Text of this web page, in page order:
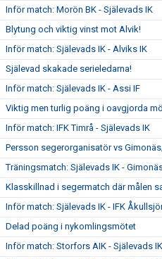
Inför match: Morön BK - Själevads IK
Blytung och viktig vinst mot Alvik!
Inför match: Själevads IK - Alviks IK
Själevad skakade serieledarna!
Inför match: Själevads IK - Assi IF
Viktig men turlig poäng i oavgjorda
Inför match: IFK Timrå - Själevads IK
Persson segerorganisatör vs
Träningsmatch: Själevads IK -
Klasskillnad i segermatch där målen
Inför match: Själevads IK - IFK
Delad poäng i nykomlingsmötet
Inför match: Storfors AIK - Själevads IK